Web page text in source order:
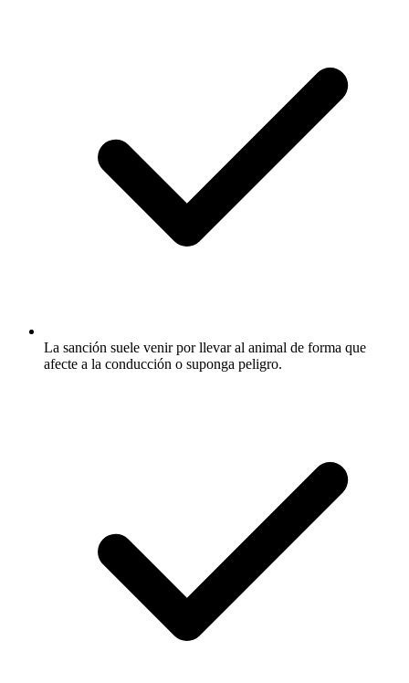
La sanción suele venir por llevar al animal de forma que
afecte a la conducción o suponga peligro.